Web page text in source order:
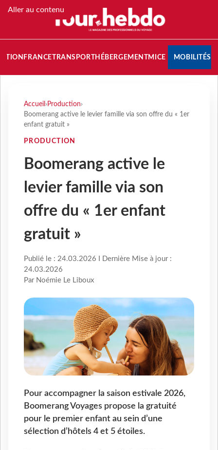
Aller au contenu
FRANCETRANSPORT HÉBERGEMENTMICE MOBILITÉS
Accueil › Production›
Boomerang active le levier famille via son offre du « 1er
enfant gratuit »
PRODUCTION
Boomerang active le
levier famille via son
offre du « 1er enfant
gratuit »
Publié le : 24.03.2026 I Dernière Mise à jour :
24.03.2026
Par Noémie Le Liboux
Pour accompagner la saison estivale 2026,
Boomerang Voyages propose la gratuité
pour le premier enfant au sein d’une
sélection d’hôtels 4 et 5 étoiles.